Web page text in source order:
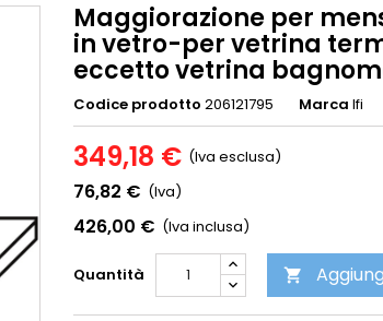
Maggiorazione per
in vetro-per vetrina
eccetto vetrina
Codice prodotto 206121795 Marca Ifi
349,18 € (Iva esclusa)
76,82 € (Iva)
426,00 € (Iva inclusa)
Quantità 